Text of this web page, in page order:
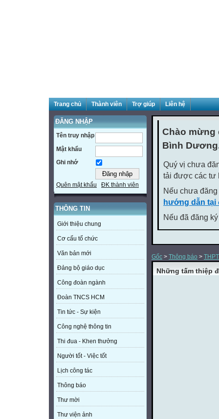
Trang chủ Thành viên Trợ giúp Liên hệ
ĐĂNG NHẬP
Tên truy nhập
Mật khẩu
Ghi nhớ
Quên mật khẩu ĐK thành viên
THÔNG TIN
Giới thiệu chung
Cơ cấu tổ chức
Văn bản mới
Đảng bộ giáo dục
Công đoàn ngành
Đoàn TNCS HCM
Tin tức - Sự kiện
Công nghệ thông tin
Thi đua - Khen thưởng
Người tốt - Việc tốt
Lịch công tác
Thông báo
Thư mời
Thư viện ảnh
Chào mừng
Bình
Quý vị chưa
tải được các tư
Nếu chưa
hướng dẫn tại
Nếu đã đăng
Gốc > Thông báo > THPT
Những tấm thiệp